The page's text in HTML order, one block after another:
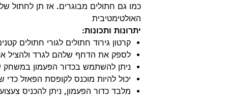
כמו גם חתולים מבוגרים. אז תן לחתול
האולטימטיבית
יתרונות ותכונות:
קרטון גירוד חתולים לגורי חתולים
לספק את הדחף שלהם לגרד ולהציל
ניתן להשתמש בכדור הפעמון במשחק
יכול להיות מוכנס לקופסת הפאזל כדי
מלבד כדור הפעמון, ניתן להכניס